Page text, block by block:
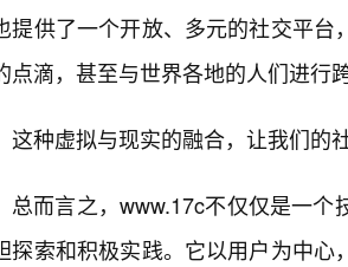
提供了一个开放、多元的社交平
点滴，甚至与世界各地的人们进行
这种虚拟与现实的融合，让我们的
总而言之，www.17c不仅仅是一
探索和积极实践。它以用户为中